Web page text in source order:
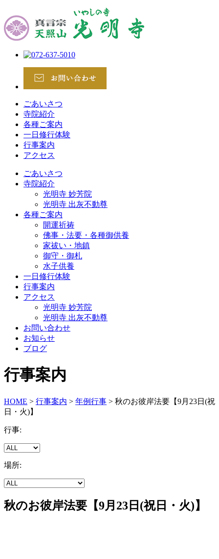
ごあいさつ
寺院紹介
各種ご案内
一日修行体験
行事案内
アクセス
ごあいさつ
寺院紹介
光明寺 妙芳院
光明寺 出灰不動尊
各種ご案内
開運祈祷
佛事・法要・各種御供養
家祓い・地鎮
御守・御札
水子供養
一日修行体験
行事案内
アクセス
光明寺 妙芳院
光明寺 出灰不動尊
お問い合わせ
お知らせ
ブログ
行事案内
HOME > 行事案内 > 年例行事 > 秋のお彼岸法要【9月23日(祝
日・火)】
行事:
場所:
秋のお彼岸法要【9月23日(祝日・火)】